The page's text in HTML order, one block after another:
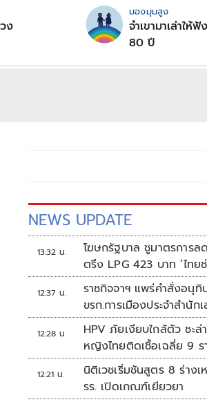
ง
มองมุมสูง
จำเขามาเล่าให้ฟั
80 ปี
NEWS UPDATE
13:32 น.
โฆษกรัฐบาล ชูมาตรการ
ตรึง LPG 423 บาท ‘ไทย
ดันเงินหมุนแสนล้าน
12:37 น.
ราชกิจจาฯ แพร่คำสั่งอนุ
ขรก.การเมืองประจำสำนัก
ยกฯ
12:28 น.
HPV ภัยเงียบใกล้ตัว ชะล่า
หญิงไทยติดเชื้อเฉลี่ย 9
12:21 น.
นิติเวชเริ่มชันสูตร 8 ร่าง
รร. เปิดเกณฑ์เยียวยา